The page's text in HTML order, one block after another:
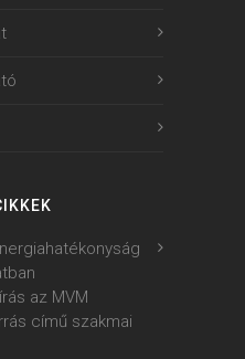
az MVM
című szakmai